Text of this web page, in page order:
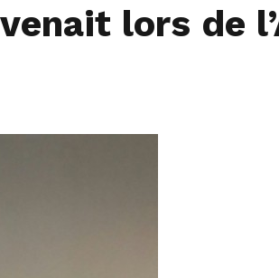
lors de